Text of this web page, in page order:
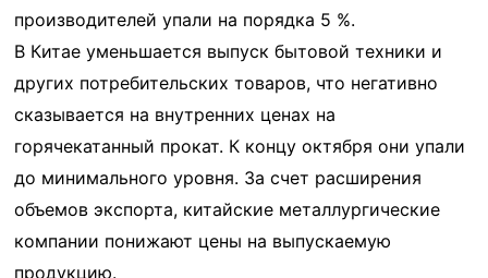
производителей упали на порядка 5 %.
В Китае уменьшается выпуск бытовой техники и
других потребительских товаров, что негативно
сказывается на внутренних ценах на
горячекатанный прокат. К концу октября они упали
до минимального уровня. За счет расширения
объемов экспорта, китайские металлургические
компании понижают цены на выпускаемую
продукцию.